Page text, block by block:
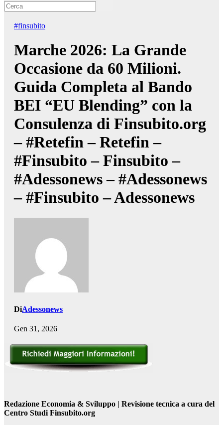
#finsubito
Marche 2026: La Grande
Occasione da 60 Milioni.
Guida Completa al Bando
BEI “EU Blending” con la
Consulenza di Finsubito.org
– #Retefin – Retefin –
#Finsubito – Finsubito –
#Adessonews – #Adessonews
– #Finsubito – Adessonews
DiAdessonews
Gen 31, 2026
Redazione Economia & Sviluppo | Revisione tecnica a cura del
Centro Studi Finsubito.org